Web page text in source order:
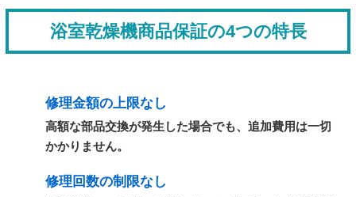
浴室乾燥機商品保証の4つの特長
修理金額の上限なし
高額な部品交換が発生した場合でも、追加費用は一切
かかりません。
修理回数の制限なし